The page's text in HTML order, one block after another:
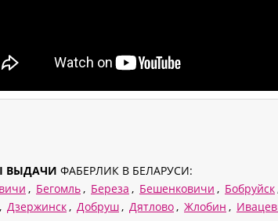
ВЫДАЧИ ФАБЕРЛИК В БЕЛАРУСИ:
, Бегомль, Береза , Бешенковичи , Бобруйск
, Дзержинск, Добруш, Дятлово, Жлобин ,